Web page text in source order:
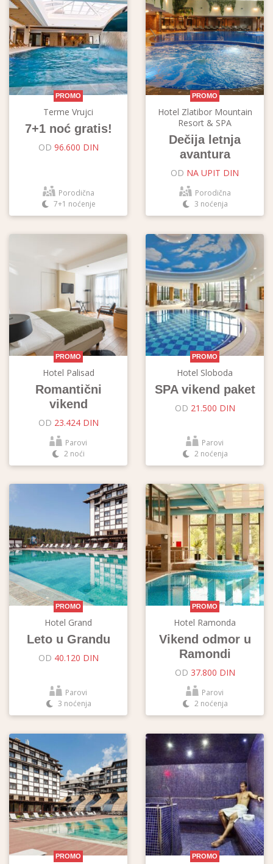
PROMO
Terme Vrujci
7+1 noć gratis!
OD 96.600 DIN
Porodična
7+1 noćenje
PROMO
Hotel Zlatibor Mountain
Resort & SPA
Dečija letnja
avantura
OD NA UPIT DIN
Porodična
3 noćenja
PROMO
Hotel Palisad
Romantični
vikend
OD 23.424 DIN
Parovi
2 noći
PROMO
Hotel Sloboda
SPA vikend paket
OD 21.500 DIN
Parovi
2 noćenja
PROMO
Hotel Grand
Leto u Grandu
OD 40.120 DIN
Parovi
3 noćenja
PROMO
Hotel Ramonda
Vikend odmor u
Ramondi
OD 37.800 DIN
Parovi
2 noćenja
PROMO PROMO